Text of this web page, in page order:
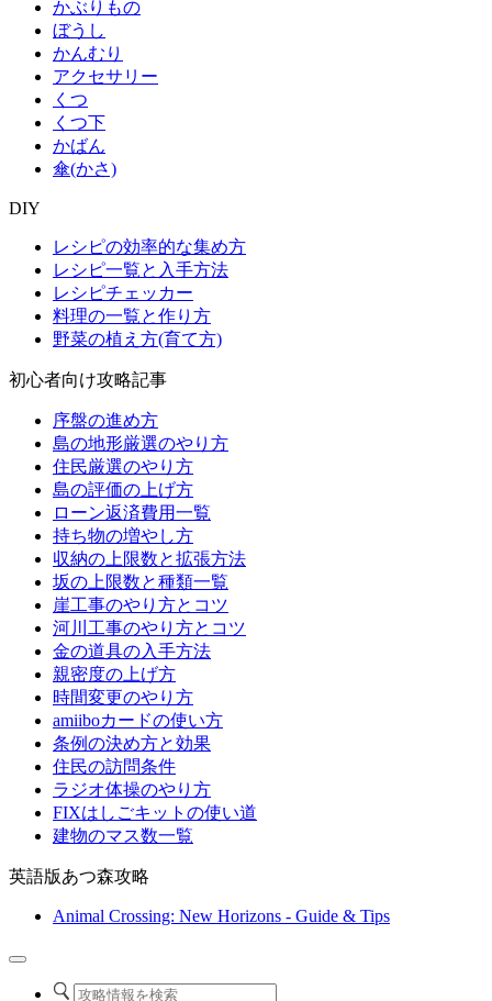
かぶりもの
ぼうし
かんむり
アクセサリー
くつ
くつ下
かばん
傘(かさ)
DIY
レシピの効率的な集め方
レシピ一覧と入手方法
レシピチェッカー
料理の一覧と作り方
野菜の植え方(育て方)
初心者向け攻略記事
序盤の進め方
島の地形厳選のやり方
住民厳選のやり方
島の評価の上げ方
ローン返済費用一覧
持ち物の増やし方
収納の上限数と拡張方法
坂の上限数と種類一覧
崖工事のやり方とコツ
河川工事のやり方とコツ
金の道具の入手方法
親密度の上げ方
時間変更のやり方
amiiboカードの使い方
条例の決め方と効果
住民の訪問条件
ラジオ体操のやり方
FIXはしごキットの使い道
建物のマス数一覧
英語版あつ森攻略
Animal Crossing: New Horizons - Guide & Tips